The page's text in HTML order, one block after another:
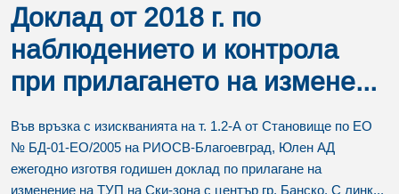
Доклад от 2018 г. по
наблюдението и контрола
при прилагането на измене...
Във връзка с изискванията на т. 1.2-А от Становище по ЕО
№ БД-01-ЕО/2005 на РИОСВ-Благоевград, Юлен АД
ежегодно изготвя годишен доклад по прилагане на
изменение на ТУП на Ски-зона с център гр. Банско. С линк...